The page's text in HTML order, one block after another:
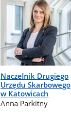
Naczelnik Drugiego
Urzędu Skarbowego
w Katowicach
Anna Parkitny